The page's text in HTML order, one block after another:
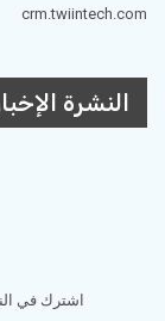
crm.twiintech.com
النشرة
اشترك في